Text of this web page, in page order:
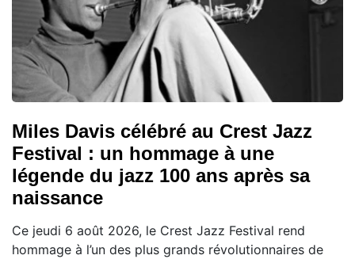
Miles Davis célébré au Crest Jazz
Festival : un hommage à une
légende du jazz 100 ans après sa
naissance
Ce jeudi 6 août 2026, le Crest Jazz Festival rend
hommage à l’un des plus grands révolutionnaires de